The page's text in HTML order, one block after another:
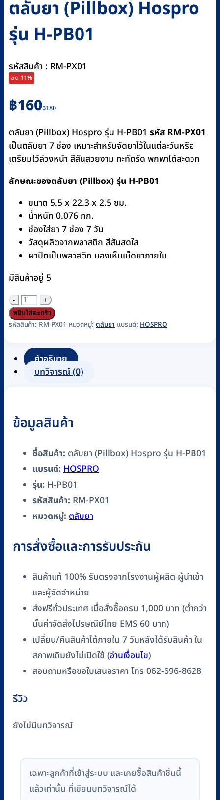
ตลับยา (Pillbox) Hospro
รุ่น H-PB01
รหัสสินค้า : RM-PX01
ลด 11%
฿180
Original
price
was:
฿180.
฿160
Current
price
is:
฿160.
ตลับยา (Pillbox) Hospro รุ่น H-PB01 รหัส RM-PX01
เป็นตลับยา 7 ช่อง เหมาะสำหรับจัดยาไว้ในแต่ละวันหรือ
เตรียมไว้ล่วงหน้า สีสันสวยงาม กะทัดรัด พกพาได้สะดวก
ลักษณะของตลับยา (Pillbox) รุ่น H-PB01
ขนาด 5.5 x 22.3 x 2.5 ซม.
น้ำหนัก 0.076 กก.
ช่องใส่ยา 7 ช่อง 7 วัน
วัสดุผลิตจากพลาสติก สีสันสดใส
ผาปิดเป็นพลาสติก มองเห็นเม็ดยาภายใน
มีสินค้าอยู่ 5
จำนวน
ตลับ
ยา
Hospro
รุ่น
หยิบใส่ตะกร้า
รหัสสินค้า: RM-PX01 หมวดหมู่: ตลับยา แบรนด์: HOSPRO
คำอธิบาย
บทวิจารณ์ (0)
ข้อมูลสินค้า
ชื่อสินค้า: ตลับยา (Pillbox) Hospro รุ่น H-PB01
แบรนด์: HOSPRO
รุ่น: H-PB01
รหัสสินค้า: RM-PX01
หมวดหมู่: ตลับยา
การสั่งซื้อและการรับประกัน
สินค้าแท้ 100% รับตรงจากโรงงานผู้ผลิต ผู้นำเข้า
และผู้จัดจำหน่าย
ส่งฟรีทั่วประเทศ เมื่อสั่งซื้อครบ 1,000 บาท (ต่ำกว่า
นั้นค่าจัดส่งไปรษณีย์ไทย EMS 60 บาท)
เปลี่ยน/คืนสินค้าได้ภายใน 7 วันหลังได้รับสินค้า ใน
สภาพเดิมยังไม่เปิดใช้ (อ่านเงื่อนไข)
สอบถามหรือขอใบเสนอราคา โทร 062-696-8628
รีวิว
ยังไม่มีบทวิจารณ์
เฉพาะลูกค้าที่เข้าสู่ระบบ และเคยซื้อสินค้าชิ้นนี้
แล้วเท่านั้น ที่เขียนบทวิจารณ์ได้